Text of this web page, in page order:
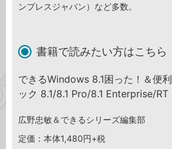
ンプレスジャパン）など多数。
書籍で読みたい方はこちら
できるWindows 8.1困った！＆便
ック 8.1/8.1 Pro/8.1 Enterprise/RT
広野忠敏＆できるシリーズ編集部
定価：本体1,480円+税